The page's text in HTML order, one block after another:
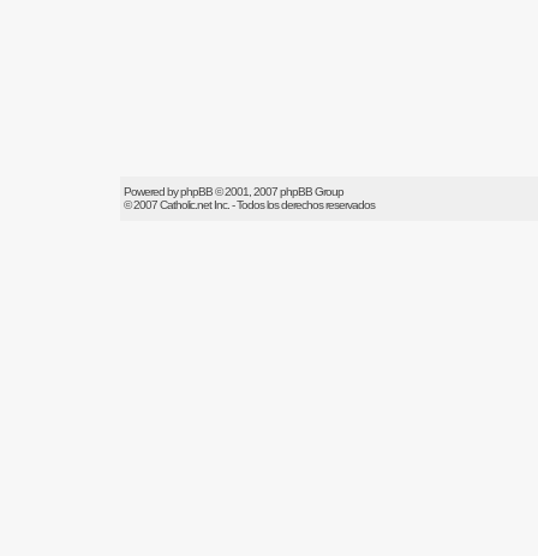
Powered byphpBB© 2001, 2007 phpBB Group
© 2007Catholic.netInc. - Todos los derechos reservados